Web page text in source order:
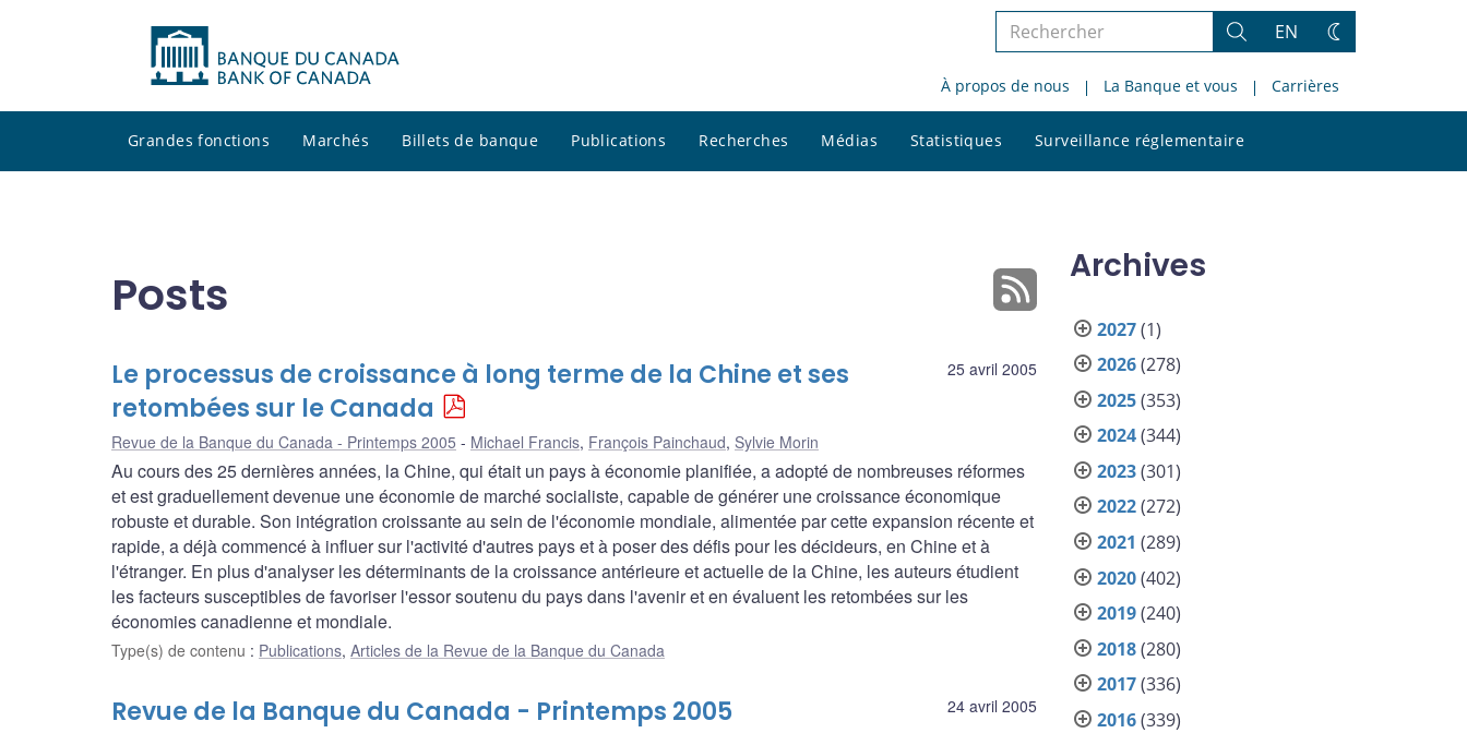
Rechercher
le
site
Rechercher
EN
Changez
thème
À propos de nous La Banque et vous Carrières
Grandes fonctions Marchés Billets de banque Publications Recherches Médias Statistiques Surveillance réglementaire
le
Posts
25 avril 2005
Le processus de croissance à long terme de la Chine et ses
retombées sur le Canada
Revue de la Banque du Canada - Printemps 2005 Michael Francis, François Painchaud, Sylvie Morin
Au cours des 25 dernières années, la Chine, qui était un pays à économie planifiée, a adopté de nombreuses réformes
et est graduellement devenue une économie de marché socialiste, capable de générer une croissance économique
robuste et durable. Son intégration croissante au sein de l'économie mondiale, alimentée par cette expansion récente et
rapide, a déjà commencé à influer sur l'activité d'autres pays et à poser des défis pour les décideurs, en Chine et à
l'étranger. En plus d'analyser les déterminants de la croissance antérieure et actuelle de la Chine, les auteurs étudient
les facteurs susceptibles de favoriser l'essor soutenu du pays dans l'avenir et en évaluent les retombées sur les
économies canadienne et mondiale.
Type(s) de contenu : Publications, Articles de la Revue de la Banque du Canada
24 avril 2005
Revue de la Banque du Canada - Printemps 2005
Archives
2027(1)
2026(278)
2025(353)
2024(344)
2023(301)
2022(272)
2021 (289)
2020(402)
2019(240)
2018(280)
2017(336)
2016(339)